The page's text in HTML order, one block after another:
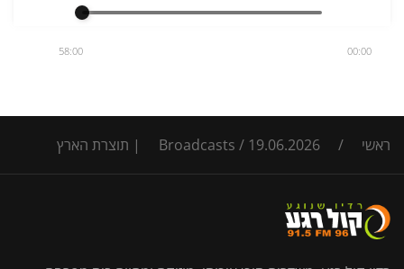
00:00
58:00
ראשי /
Broadcasts / 19.06.2026 | תוצרת הארץ